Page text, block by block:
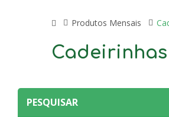
Produtos Mensais
Cadeirinhas
PESQUISAR